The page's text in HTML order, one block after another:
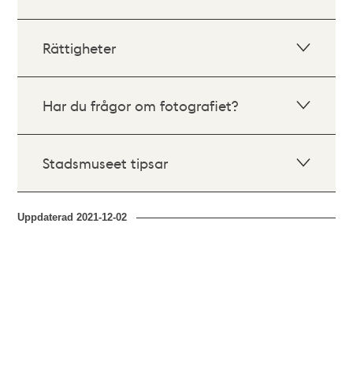
Rättigheter
Har du frågor om fotografiet?
Stadsmuseet tipsar
Uppdaterad2021-12-02